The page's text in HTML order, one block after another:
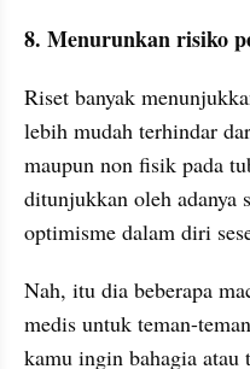
8. Menurunkan risiko
Riset banyak
lebih mudah terhindar
maupun non fisik pada
ditunjukkan oleh adanya
optimisme dalam diri
Nah, itu dia beberapa
medis untuk teman-
kamu ingin bahagia atau